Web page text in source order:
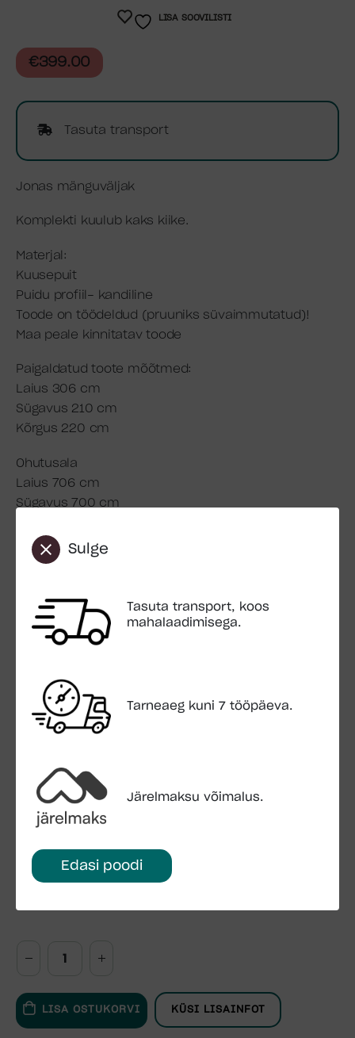
Sulge
Tasuta transport, koos
mahalaadimisega.
Tarneaeg kuni 7 tööpäeva.
Järelmaksu võimalus.
Edasi poodi
€399.00
Tasuta transport
Jonas mänguväljak
Komplekti kuulub kaks kiike.
Materjal:
Kuusepuit
Puidu profiil- kandiline
Toode on töödeldud (pruuniks süvaimmutatud)!
Maa peale kinnitatav toode
Paigaldatud toote mõõtmed:
Laius 306 cm
Sügavus 210 cm
Kõrgus 220 cm
Ohutusala
Laius 706 cm
Sügavus 700 cm
Detaili diameeter- mõõtmed
Emapuu 90 mm
Pakend:
Paki mõõt 2,4×0,4×0,4 m
Transport:
Sisaldub hinnas
Maha laadimisega (Mahalaadimiskohas peab olema
Montaaživahendid:
Sisalduvad hinnas
Kinnitusankrud ei kuulu komplekti
Laste mängumaja vastab Euroopa Standardite EN
71-1 & EN 71-8 ja EL direktiividele 2009/48/EÜ
LISA OSTUKORVI KÜSI LISAINFOT
LISA SOOVILISTI